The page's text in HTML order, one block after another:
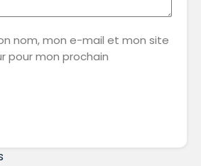
nom, mon e-mail et mon site
pour mon prochain